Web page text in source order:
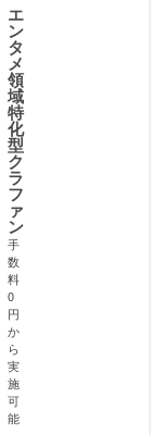
エ
ン
タ
メ
領
域
特
化
型
ク
ラ
フ
ァ
ン
手
数
料
0
円
か
ら
実
施
可
能